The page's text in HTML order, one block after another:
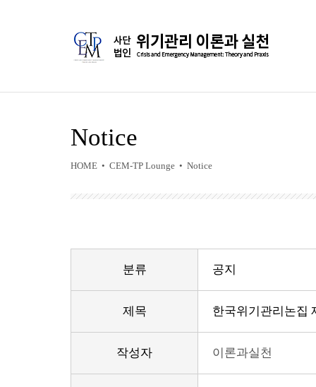
Notice
HOME • CEM-TP Lounge • Notice
분류 공지
제목 한국위기관리논집
작성자 이론과실천